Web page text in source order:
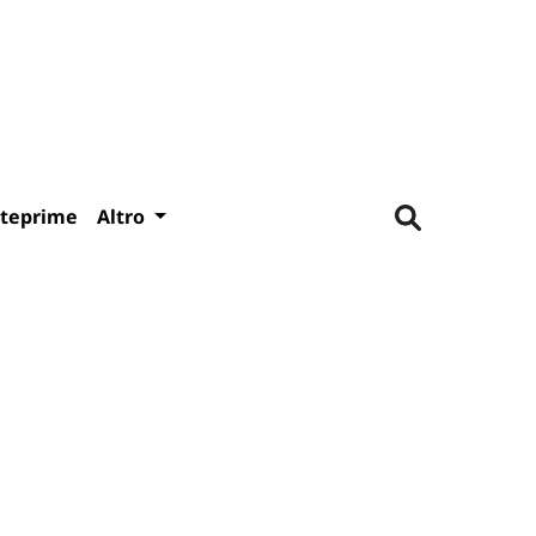
Altro